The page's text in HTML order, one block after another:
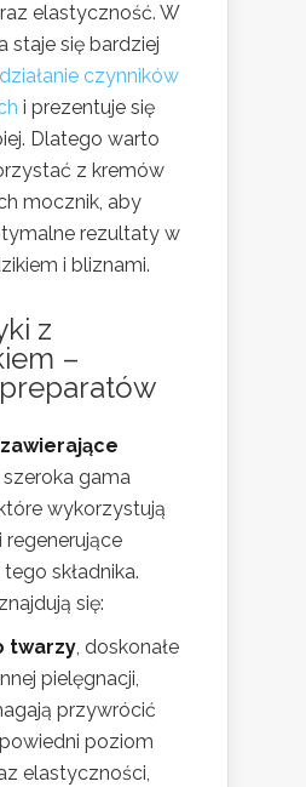
elastyczność. W
staje się bardziej
działanie czynników
i prezentuje się
Dlatego warto
z kremów
mocznik, aby
rezultaty w
i bliznami.
z
–
gama
wykorzystują
regenerujące
składnika.
się:
twarzy, doskonałe
pielęgnacji,
przywrócić
poziom
elastyczności,